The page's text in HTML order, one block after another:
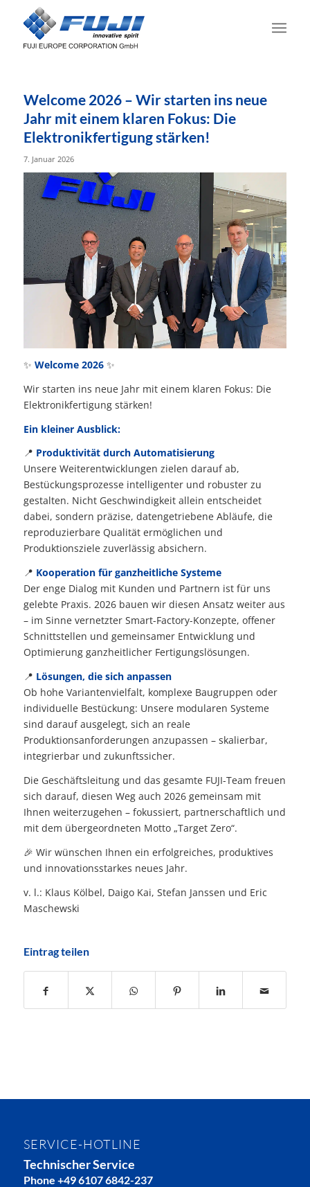
Welcome 2026 – Wir starten ins neue
Jahr mit einem klaren Fokus: Die
Elektronikfertigung stärken!
7. Januar 2026
✨ Welcome 2026✨
Wir starten ins neue Jahr mit einem klaren Fokus: Die
Elektronikfertigung stärken!
Ein kleiner Ausblick:
📍 Produktivität durch Automatisierung
Unsere Weiterentwicklungen zielen darauf ab,
Bestückungsprozesse intelligenter und robuster zu
gestalten. Nicht Geschwindigkeit allein entscheidet
dabei, sondern präzise, datengetriebene Abläufe, die
reproduzierbare Qualität ermöglichen und
Produktionsziele zuverlässig absichern.
📍 Kooperation für ganzheitliche Systeme
Der enge Dialog mit Kunden und Partnern ist für uns
gelebte Praxis. 2026 bauen wir diesen Ansatz weiter aus
– im Sinne vernetzter Smart-Factory-Konzepte, offener
Schnittstellen und gemeinsamer Entwicklung und
Optimierung ganzheitlicher Fertigungslösungen.
📍 Lösungen, die sich anpassen
Ob hohe Variantenvielfalt, komplexe Baugruppen oder
individuelle Bestückung: Unsere modularen Systeme
sind darauf ausgelegt, sich an reale
Produktionsanforderungen anzupassen – skalierbar,
integrierbar und zukunftssicher.
Die Geschäftsleitung und das gesamte FUJI-Team freuen
sich darauf, diesen Weg auch 2026 gemeinsam mit
Ihnen weiterzugehen – fokussiert, partnerschaftlich und
mit dem übergeordneten Motto „Target Zero“.
🎉 Wir wünschen Ihnen ein erfolgreiches, produktives
und innovationsstarkes neues Jahr.
v. l.: Klaus Kölbel, Daigo Kai, Stefan Janssen und Eric
Maschewski
Eintrag teilen
SERVICE-HOTLINE
Technischer Service
Phone +49 6107 6842-237